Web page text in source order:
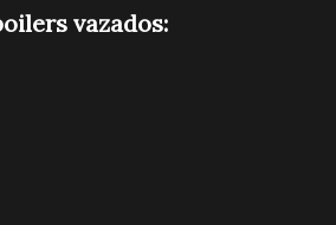
vazados: